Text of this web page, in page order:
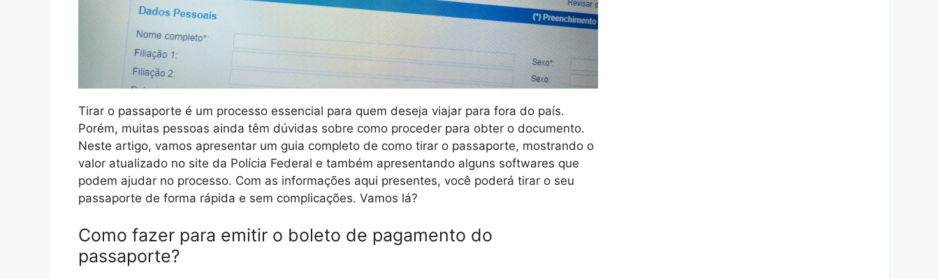
Tirar o passaporte é um processo essencial para quem deseja viajar para fora do país.
Porém, muitas pessoas ainda têm dúvidas sobre como proceder para obter o documento.
Neste artigo, vamos apresentar um guia completo de como tirar o passaporte, mostrando o
valor atualizado no site da Polícia Federal e também apresentando alguns softwares que
podem ajudar no processo. Com as informações aqui presentes, você poderá tirar o seu
passaporte de forma rápida e sem complicações. Vamos lá?
Como fazer para emitir o boleto de pagamento do
passaporte?